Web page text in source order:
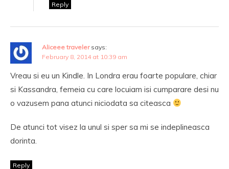
Reply
Aliceee traveler says:
February 8, 2014 at 10:39 am
Vreau si eu un Kindle. In Londra erau foarte populare, chiar
si Kassandra, femeia cu care locuiam isi cumparare desi nu
o vazusem pana atunci niciodata sa citeasca
De atunci tot visez la unul si sper sa mi se indeplineasca
dorinta.
Reply